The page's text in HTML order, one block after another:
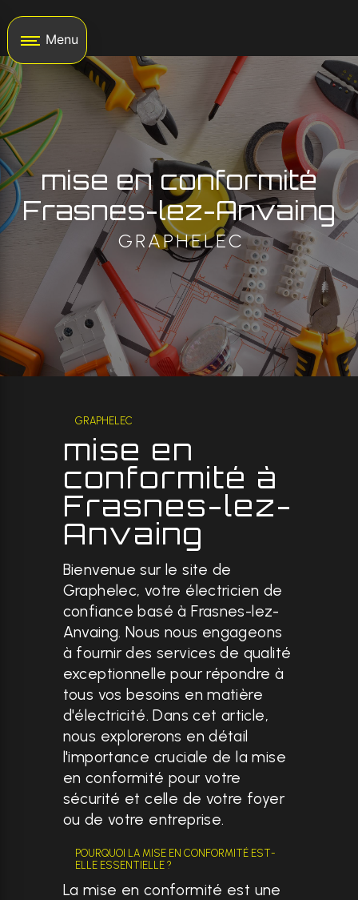
Menu
mise en conformité
Frasnes-lez-Anvaing
GRAPHELEC
GRAPHELEC
mise en
conformité à
Frasnes-lez-
Anvaing
Bienvenue sur le site de
Graphelec, votre électricien de
confiance basé à Frasnes-lez-
Anvaing. Nous nous engageons
à fournir des services de qualité
exceptionnelle pour répondre à
tous vos besoins en matière
d'électricité. Dans cet article,
nous explorerons en détail
l'importance cruciale de la mise
en conformité pour votre
sécurité et celle de votre foyer
ou de votre entreprise.
POURQUOI LA MISE EN CONFORMITÉ EST-
ELLE ESSENTIELLE ?
La mise en conformité est une